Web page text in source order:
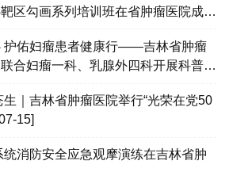
区勾画系列培训班在省肿瘤医院成功
护佑妇瘤患者健康行——吉林省肿瘤
合妇瘤一科、乳腺外四科开展科普患
15]
消防安全应急观摩演练在吉林省肿